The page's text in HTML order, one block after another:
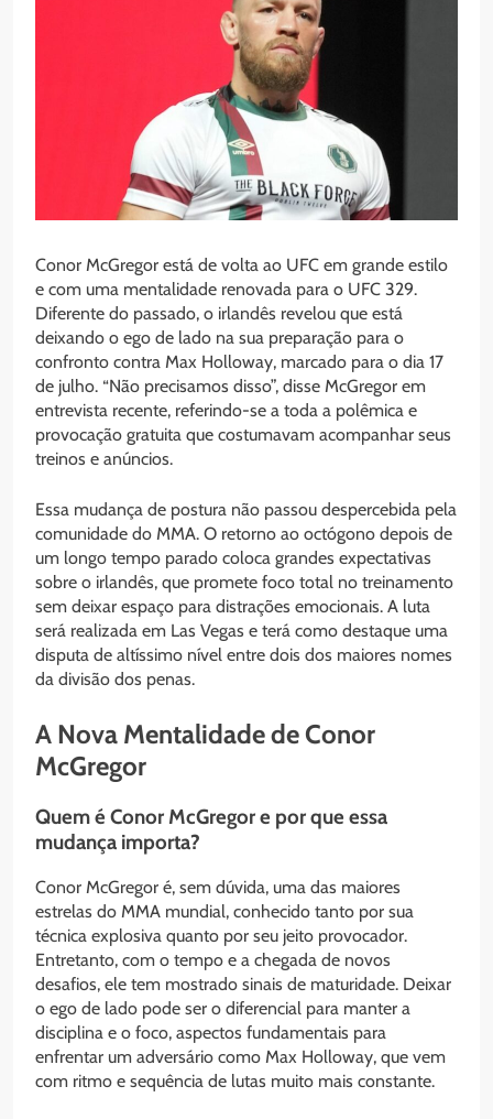
Conor McGregor está de volta ao UFC em grande estilo
e com uma mentalidade renovada para o UFC 329.
Diferente do passado, o irlandês revelou que está
deixando o ego de lado na sua preparação para o
confronto contra Max Holloway, marcado para o dia 17
de julho. “Não precisamos disso”, disse McGregor em
entrevista recente, referindo-se a toda a polêmica e
provocação gratuita que costumavam acompanhar seus
treinos e anúncios.
Essa mudança de postura não passou despercebida pela
comunidade do MMA. O retorno ao octógono depois de
um longo tempo parado coloca grandes expectativas
sobre o irlandês, que promete foco total no treinamento
sem deixar espaço para distrações emocionais. A luta
será realizada em Las Vegas e terá como destaque uma
disputa de altíssimo nível entre dois dos maiores nomes
da divisão dos penas.
A Nova Mentalidade de Conor
McGregor
Quem é Conor McGregor e por que essa
mudança importa?
Conor McGregor é, sem dúvida, uma das maiores
estrelas do MMA mundial, conhecido tanto por sua
técnica explosiva quanto por seu jeito provocador.
Entretanto, com o tempo e a chegada de novos
desafios, ele tem mostrado sinais de maturidade. Deixar
o ego de lado pode ser o diferencial para manter a
disciplina e o foco, aspectos fundamentais para
enfrentar um adversário como Max Holloway, que vem
com ritmo e sequência de lutas muito mais constante.